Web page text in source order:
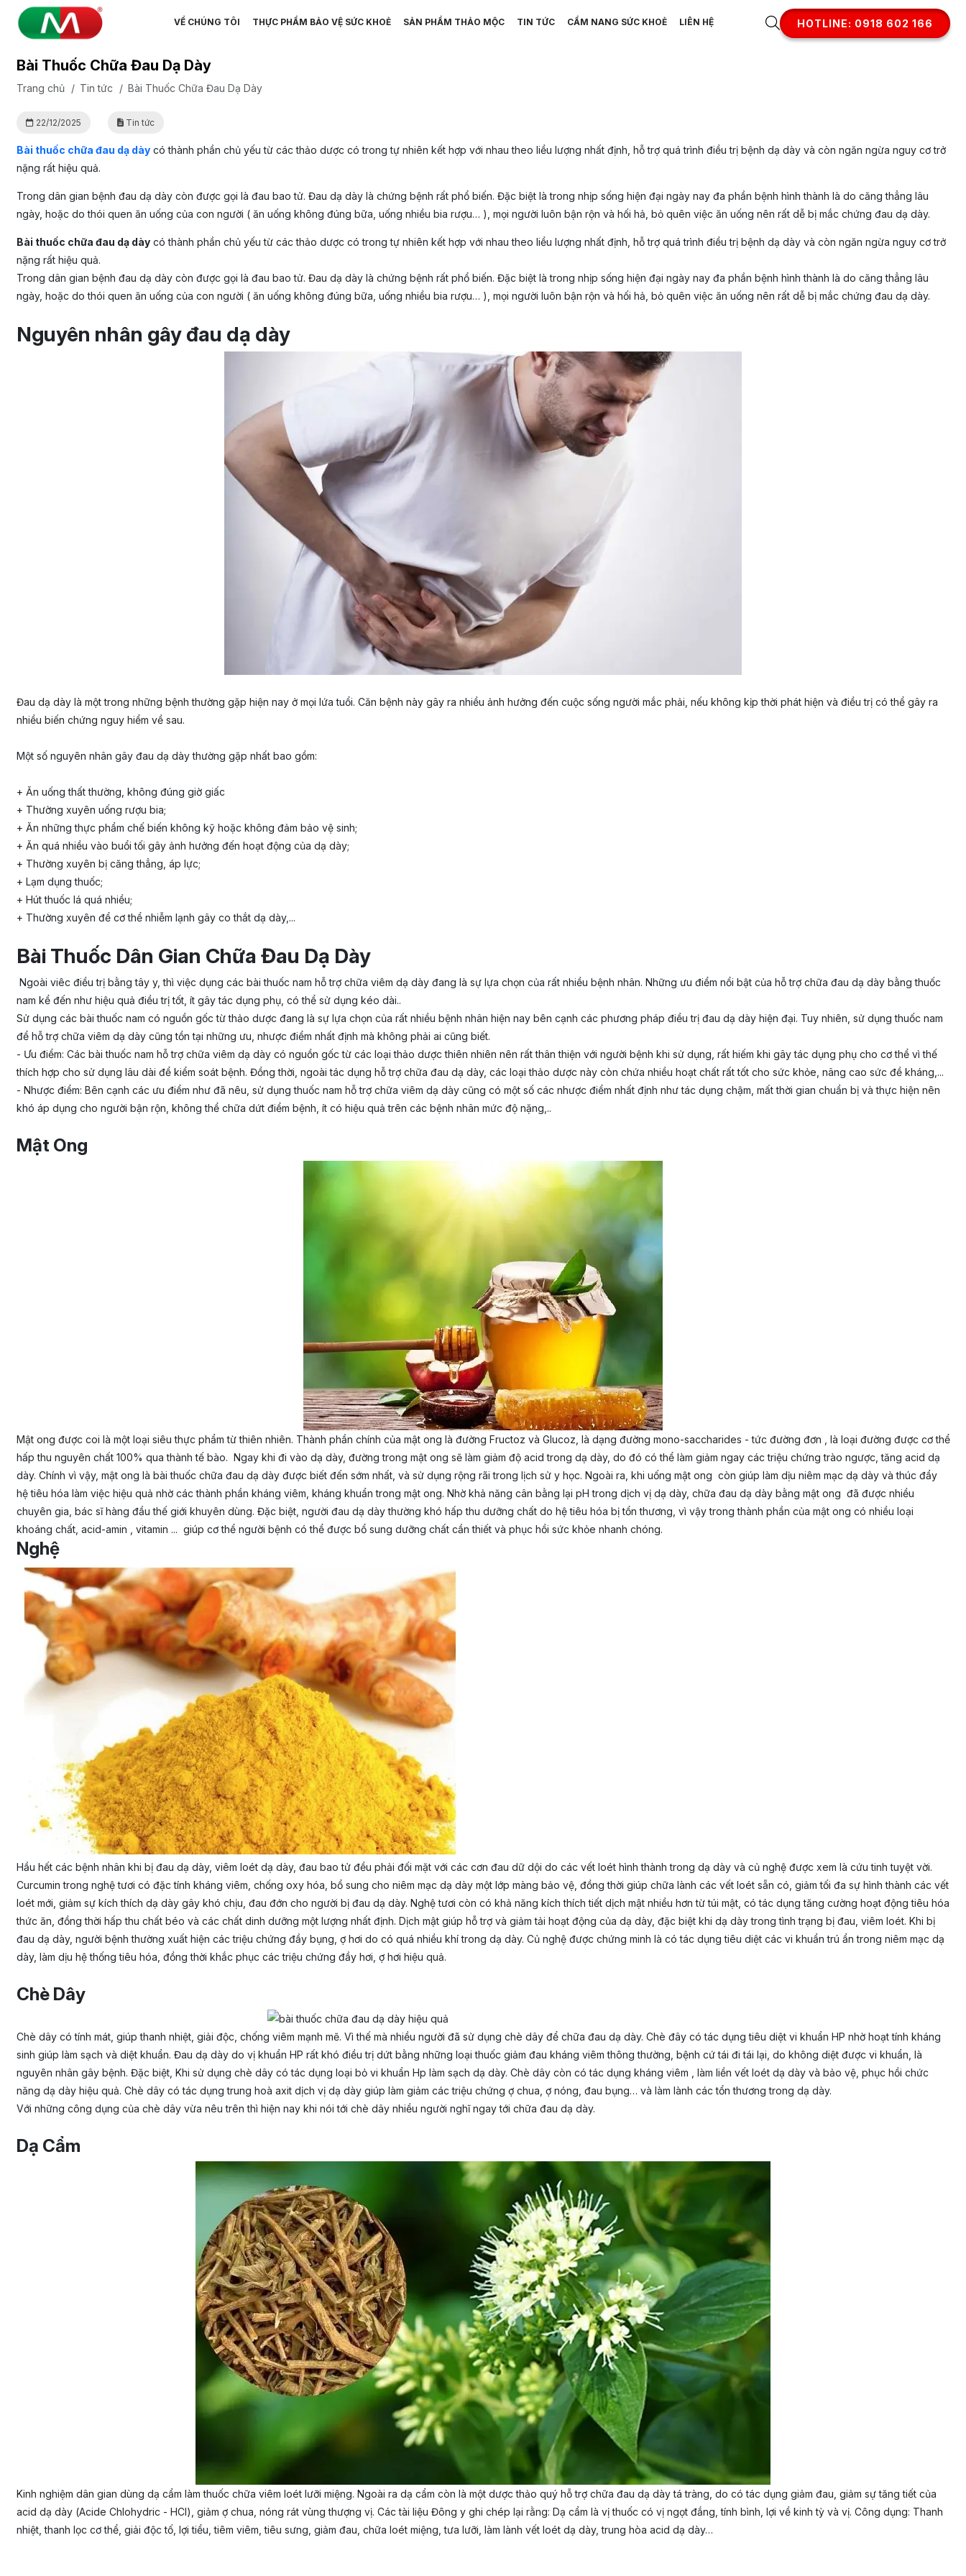
VỀ CHÚNG TÔI THỰC PHẨM BẢO VỆ SỨC KHOẺ SẢN PHẨM THẢO MỘC TIN TỨC CẨM NANG SỨC KHOẺ LIÊN HỆ HOTLINE: 0918 602 166
Bài Thuốc Chữa Đau Dạ Dày
Trang chủ / Tin tức / Bài Thuốc Chữa Đau Dạ Dày
22/12/2025 Tin tức
Bài thuốc chữa đau dạ dàycó thành phần chủ yếu từ các thảo dược có trong tự nhiên kết hợp với nhau theo liều lượng nhất định, hỗ trợ quá trình điều trị bệnh dạ dày và còn ngăn ngừa nguy cơ trở
nặng rất hiệu quả.
Trong dân gian bệnh đau dạ dày còn được gọi là đau bao tử. Đau dạ dày là chứng bệnh rất phổ biến. Đặc biệt là trong nhịp sống hiện đại ngày nay đa phần bệnh hình thành là do căng thẳng lâu
ngày, hoặc do thói quen ăn uống của con người ( ăn uống không đúng bữa, uống nhiều bia rượu… ), mọi người luôn bận rộn và hối hả, bỏ quên việc ăn uống nên rất dễ bị mắc chứng đau dạ dày.
Bài thuốc chữa đau dạ dàycó thành phần chủ yếu từ các thảo dược có trong tự nhiên kết hợp với nhau theo liều lượng nhất định, hỗ trợ quá trình điều trị bệnh dạ dày và còn ngăn ngừa nguy cơ trở
nặng rất hiệu quả.
Trong dân gian bệnh đau dạ dày còn được gọi là đau bao tử. Đau dạ dày là chứng bệnh rất phổ biến. Đặc biệt là trong nhịp sống hiện đại ngày nay đa phần bệnh hình thành là do căng thẳng lâu
ngày, hoặc do thói quen ăn uống của con người ( ăn uống không đúng bữa, uống nhiều bia rượu… ), mọi người luôn bận rộn và hối hả, bỏ quên việc ăn uống nên rất dễ bị mắc chứng đau dạ dày.
Nguyên nhân gây đau dạ dày
Đau dạ dày là một trong những bệnh thường gặp hiện nay ở mọi lứa tuổi. Căn bệnh này gây ra nhiều ảnh hưởng đến cuộc sống người mắc phải, nếu không kịp thời phát hiện và điều trị có thể gây ra
nhiều biến chứng nguy hiểm về sau.
Một số nguyên nhân gây đau dạ dày thường gặp nhất bao gồm:
+ Ăn uống thất thường, không đúng giờ giấc
+ Thường xuyên uống rượu bia;
+ Ăn những thực phẩm chế biến không kỹ hoặc không đảm bảo vệ sinh;
+ Ăn quá nhiều vào buổi tối gây ảnh hưởng đến hoạt động của dạ dày;
+ Thường xuyên bị căng thẳng, áp lực;
+ Lạm dụng thuốc;
+ Hút thuốc lá quá nhiều;
+ Thường xuyên để cơ thể nhiễm lạnh gây co thắt dạ dày,...
Bài Thuốc Dân Gian Chữa Đau Dạ Dày
Ngoài viêc điều trị bằng tây y, thì việc dụng các bài thuốc nam hỗ trợ chữa viêm dạ dày đang là sự lựa chọn của rất nhiều bệnh nhân. Những ưu điểm nổi bật của hỗ trợ chữa đau dạ dày bằng thuốc
nam kể đến như hiệu quả điều trị tốt, ít gây tác dụng phụ, có thể sử dụng kéo dài..
Sử dụng các bài thuốc nam có nguồn gốc từ thảo dược đang là sự lựa chọn của rất nhiều bệnh nhân hiện nay bên cạnh các phương pháp điều trị đau dạ dày hiện đại. Tuy nhiên, sử dụng thuốc nam
để hỗ trợ chữa viêm dạ dày cũng tồn tại những ưu, nhược điểm nhất định mà không phải ai cũng biết.
- Ưu điểm: Các bài thuốc nam hỗ trợ chữa viêm dạ dày có nguồn gốc từ các loại thảo dược thiên nhiên nên rất thân thiện với người bệnh khi sử dụng, rất hiếm khi gây tác dụng phụ cho cơ thể vì thế
thích hợp cho sử dụng lâu dài để kiểm soát bệnh. Đồng thời, ngoài tác dụng hỗ trợ chữa đau dạ dày, các loại thảo dược này còn chứa nhiều hoạt chất rất tốt cho sức khỏe, nâng cao sức đề kháng,...
- Nhược điểm: Bên cạnh các ưu điểm như đã nêu, sử dụng thuốc nam hỗ trợ chữa viêm dạ dày cũng có một số các nhược điểm nhất định như tác dụng chậm, mất thời gian chuẩn bị và thực hiện nên
khó áp dụng cho người bận rộn, không thể chữa dứt điểm bệnh, ít có hiệu quả trên các bệnh nhân mức độ nặng,..
Mật Ong
Mật ong được coi là một loại siêu thực phẩm từ thiên nhiên. Thành phần chính của mật ong là đường Fructoz và Glucoz, là dạng đường mono-saccharides - tức đường đơn , là loại đường được cơ thể
hấp thu nguyên chất 100% qua thành tế bào. Ngay khi đi vào dạ dày, đường trong mật ong sẽ làm giảm độ acid trong dạ dày, do đó có thể làm giảm ngay các triệu chứng trào ngược, tăng acid dạ
dày. Chính vì vậy, mật ong là bài thuốc chữa đau dạ dày được biết đến sớm nhất, và sử dụng rộng rãi trong lịch sử y học. Ngoài ra, khi uống mật ong còn giúp làm dịu niêm mạc dạ dày và thúc đẩy
hệ tiêu hóa làm việc hiệu quả nhờ các thành phần kháng viêm, kháng khuẩn trong mật ong. Nhờ khả năng cân bằng lại pH trong dịch vị dạ dày, chữa đau dạ dày bằng mật ong đã được nhiều
chuyên gia, bác sĩ hàng đầu thế giới khuyên dùng. Đặc biệt, người đau dạ dày thường khó hấp thu dưỡng chất do hệ tiêu hóa bị tổn thương, vì vậy trong thành phần của mật ong có nhiều loại
khoáng chất, acid-amin , vitamin ... giúp cơ thể người bệnh có thể được bổ sung dưỡng chất cần thiết và phục hồi sức khỏe nhanh chóng.
Nghệ
Hầu hết các bệnh nhân khi bị đau dạ dày, viêm loét dạ dày, đau bao tử đều phải đối mặt với các cơn đau dữ dội do các vết loét hình thành trong dạ dày và củ nghệ được xem là cứu tinh tuyệt vời.
Curcumin trong nghệ tươi có đặc tính kháng viêm, chống oxy hóa, bổ sung cho niêm mạc dạ dày một lớp màng bảo vệ, đồng thời giúp chữa lành các vết loét sẵn có, giảm tối đa sự hình thành các vết
loét mới, giảm sự kích thích dạ dày gây khó chịu, đau đớn cho người bị đau dạ dày. Nghệ tươi còn có khả năng kích thích tiết dịch mật nhiều hơn từ túi mật, có tác dụng tăng cường hoạt động tiêu hóa
thức ăn, đồng thời hấp thu chất béo và các chất dinh dưỡng một lượng nhất định. Dịch mật giúp hỗ trợ và giảm tải hoạt động của dạ dày, đặc biệt khi dạ dày trong tình trạng bị đau, viêm loét. Khi bị
đau dạ dày, người bệnh thường xuất hiện các triệu chứng đầy bụng, ợ hơi do có quá nhiều khí trong dạ dày. Củ nghệ được chứng minh là có tác dụng tiêu diệt các vi khuẩn trú ẩn trong niêm mạc dạ
dày, làm dịu hệ thống tiêu hóa, đồng thời khắc phục các triệu chứng đầy hơi, ợ hơi hiệu quả.
Chè Dây
Chè dây có tính mát, giúp thanh nhiệt, giải độc, chống viêm mạnh mẽ. Vì thế mà nhiều người đã sử dụng chè dây để chữa đau dạ dày. Chè đây có tác dụng tiêu diệt vi khuẩn HP nhờ hoạt tính kháng
sinh giúp làm sạch và diệt khuẩn. Đau dạ dày do vị khuẩn HP rất khó điều trị dứt bằng những loại thuốc giảm đau kháng viêm thông thường, bệnh cứ tái đi tái lại, do không diệt được vi khuẩn, là
nguyên nhân gây bệnh. Đặc biệt, Khi sử dụng chè dây có tác dụng loại bỏ vi khuẩn Hp làm sạch dạ dày. Chè dây còn có tác dụng kháng viêm , làm liền vết loét dạ dày và bảo vệ, phục hồi chức
năng dạ dày hiệu quả. Chè dây có tác dụng trung hoà axit dịch vị dạ dày giúp làm giảm các triệu chứng ợ chua, ợ nóng, đau bụng… và làm lành các tổn thương trong dạ dày.
Với những công dụng của chè dây vừa nêu trên thì hiện nay khi nói tới chè dây nhiều người nghĩ ngay tới chữa đau dạ dày.
Dạ Cẩm
Kinh nghiệm dân gian dùng dạ cẩm làm thuốc chữa viêm loét lưỡi miệng. Ngoài ra dạ cẩm còn là một dược thảo quý hỗ trợ chữa đau dạ dày tá tràng, do có tác dụng giảm đau, giảm sự tăng tiết của
acid dạ dày (Acide Chlohydric - HCI), giảm ợ chua, nóng rát vùng thượng vị. Các tài liệu Đông y ghi chép lại rằng: Dạ cẩm là vị thuốc có vị ngọt đắng, tính bình, lợi về kinh tỳ và vị. Công dụng: Thanh
nhiệt, thanh lọc cơ thể, giải độc tố, lợi tiểu, tiêm viêm, tiêu sưng, giảm đau, chữa loét miệng, tưa lưỡi, làm lành vết loét dạ dày, trung hòa acid dạ dày…